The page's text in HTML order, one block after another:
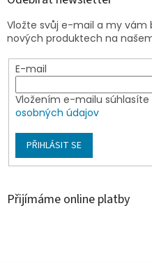
Vložte svůj e-mail a my
nových produktech na
E-mail
Vložením e-mailu súhlasíte
osobných údajov
PŘIHLÁSIT SE
Přijímáme online platby